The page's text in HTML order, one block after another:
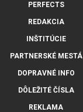
PERFECTS
REDAKCIA
INŠTITÚCIE
PARTNERSKÉ MESTÁ
DOPRAVNÉ INFO
DÔLEŽITÉ ČÍSLA
REKLAMA